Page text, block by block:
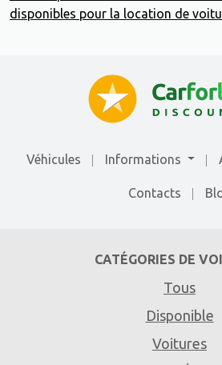
disponibles pour la location de
Véhicules Informations
Contacts
CATÉGORIES DE
Tous
Disponible
Voitures